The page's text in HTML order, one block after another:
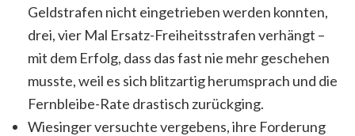
Geldstrafen nicht eingetrieben werden konnten,
drei, vier Mal Ersatz-Freiheitsstrafen verhängt –
mit dem Erfolg, dass das fast nie mehr geschehen
musste, weil es sich blitzartig herumsprach und die
Fernbleibe-Rate drastisch zurückging.
Wiesinger versuchte vergebens, ihre Forderung